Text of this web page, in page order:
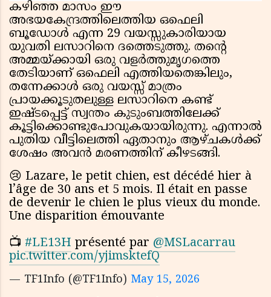
കഴിഞ്ഞ മാസം ഈ
അഭയകേന്ദ്രത്തിലെത്തിയ ഒഫെലി
ബൂഡോൾ എന്ന 29 വയസ്സുകാരിയായ
യുവതി ലസാറിനെ ദത്തെടുത്തു. തൻ്റെ
അമ്മയ്ക്കായി ഒരു വളർത്തുമൃഗത്തെ
തേടിയാണ് ഒഫെലി എത്തിയതെങ്കിലും,
തന്നേക്കാൾ ഒരു വയസ്സ് മാത്രം
പ്രായക്കൂടുതലുള്ള ലസാറിനെ കണ്ട്
ഇഷ്ടപ്പെട്ട് സ്വന്തം കുടുംബത്തിലേക്ക്
കൂട്ടിക്കൊണ്ടുപോവുകയായിരുന്നു. എന്നാൽ
പുതിയ വീട്ടിലെത്തി ഏതാനും ആഴ്ചകൾക്ക്
ശേഷം അവൻ മരണത്തിന് കീഴടങ്ങി.
😢 Lazare, le petit chien, est décédé hier à
l’âge de 30 ans et 5 mois. Il était en passe
de devenir le chien le plus vieux du monde.
Une disparition émouvante
📺 #LE13H présenté par @MSLacarrau
pic.twitter.com/yjimsktefQ
— TF1Info (@TF1Info) May 15, 2026